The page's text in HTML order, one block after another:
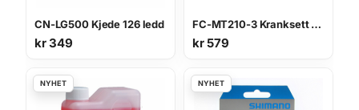
CN-LG500 Kjede 126 ledd
kr349
FC-MT210-3 Kranksett 40-30-22T 175 mm
kr579